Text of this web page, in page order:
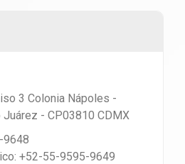
3 Colonia Nápoles -
- CP03810 CDMX
9648
+52-55-9595-9649